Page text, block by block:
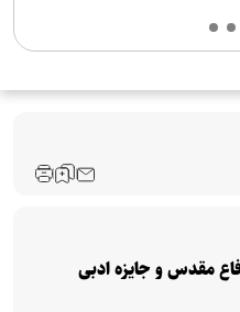
مقدس و جایزه ادبی